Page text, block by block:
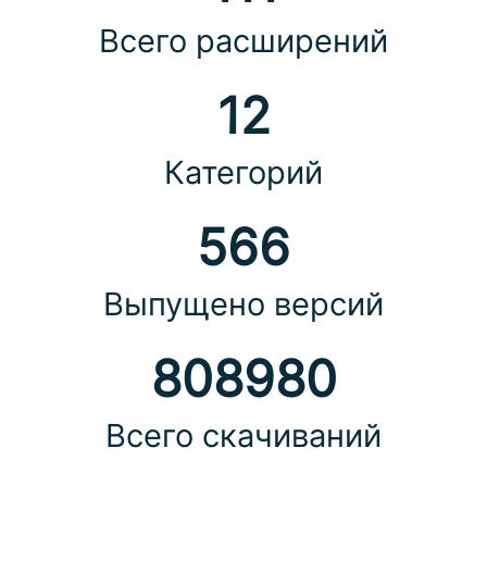
Всего расширений
12
Категорий
566
Выпущено версий
808980
Всего скачиваний